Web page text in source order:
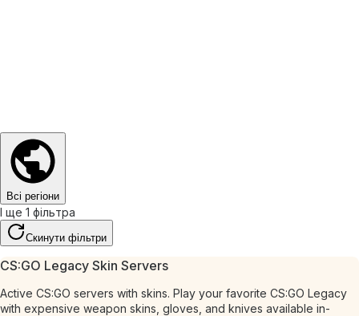
Всі регіони
І ще 1 фільтра
Скинути фільтри
CS:GO Legacy Skin Servers
Active CS:GO servers with skins. Play your favorite CS:GO Legacy
with expensive weapon skins, gloves, and knives available in-